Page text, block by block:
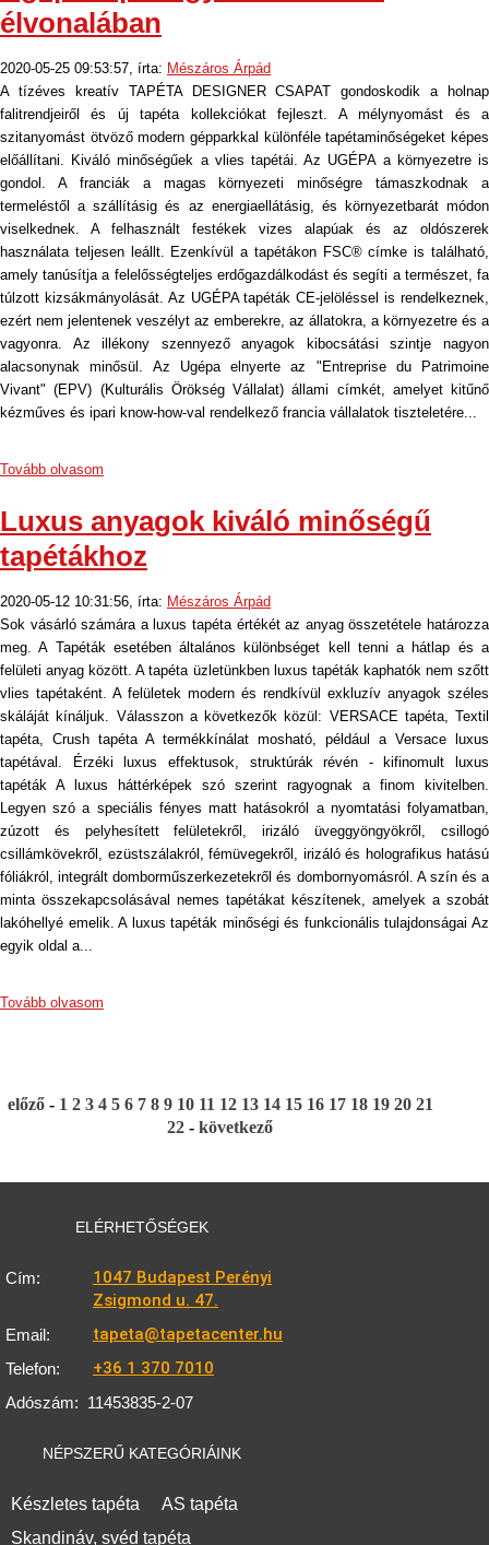
élvonalában
2020-05-25 09:53:57, írta: Mészáros Árpád
A tízéves kreatív TAPÉTA DESIGNER CSAPAT gondoskodik a holnap
falitrendjeiről és új tapéta kollekciókat fejleszt. A mélynyomást és a
szitanyomást ötvöző modern gépparkkal különféle tapétaminőségeket képes
előállítani. Kiváló minőségűek a vlies tapétái. Az UGÉPA a környezetre is
gondol. A franciák a magas környezeti minőségre támaszkodnak a
termeléstől a szállításig és az energiaellátásig, és környezetbarát módon
viselkednek. A felhasznált festékek vizes alapúak és az oldószerek
használata teljesen leállt. Ezenkívül a tapétákon FSC® címke is található,
amely tanúsítja a felelősségteljes erdőgazdálkodást és segíti a természet, fa
túlzott kizsákmányolását. Az UGÉPA tapéták CE-jelöléssel is rendelkeznek,
ezért nem jelentenek veszélyt az emberekre, az állatokra, a környezetre és a
vagyonra. Az illékony szennyező anyagok kibocsátási szintje nagyon
alacsonynak minősül. Az Ugépa elnyerte az "Entreprise du Patrimoine
Vivant" (EPV) (Kulturális Örökség Vállalat) állami címkét, amelyet kitűnő
kézműves és ipari know-how-val rendelkező francia vállalatok tiszteletére...
Tovább olvasom
Luxus anyagok kiváló minőségű
tapétákhoz
2020-05-12 10:31:56, írta: Mészáros Árpád
Sok vásárló számára a luxus tapéta értékét az anyag összetétele határozza
meg. A Tapéták esetében általános különbséget kell tenni a hátlap és a
felületi anyag között. A tapéta üzletünkben luxus tapéták kaphatók nem szőtt
vlies tapétaként. A felületek modern és rendkívül exkluzív anyagok széles
skáláját kínáljuk. Válasszon a következők közül: VERSACE tapéta, Textil
tapéta, Crush tapéta A termékkínálat mosható, például a Versace luxus
tapétával. Érzéki luxus effektusok, struktúrák révén - kifinomult luxus
tapéták A luxus háttérképek szó szerint ragyognak a finom kivitelben.
Legyen szó a speciális fényes matt hatásokról a nyomtatási folyamatban,
zúzott és pelyhesített felületekről, irizáló üveggyöngyökről, csillogó
csillámkövekről, ezüstszálakról, fémüvegekről, irizáló és holografikus hatású
fóliákról, integrált domborműszerkezetekről és dombornyomásról. A szín és a
minta összekapcsolásával nemes tapétákat készítenek, amelyek a szobát
lakóhellyé emelik. A luxus tapéták minőségi és funkcionális tulajdonságai Az
egyik oldal a...
Tovább olvasom
előző - 1 2 3 4 5 6 7 8 9 10 11 12 13 14 15 16 17 18 19 20 21
22-következő
ELÉRHETŐSÉGEK
Cím:
1047 Budapest Perényi
Zsigmond u. 47.
Email: tapeta@tapetacenter.hu
Telefon: +36 1 370 7010
Adószám: 11453835-2-07
NÉPSZERŰ KATEGÓRIÁINK
Készletes tapéta
AS tapéta
Skandináv, svéd tapéta